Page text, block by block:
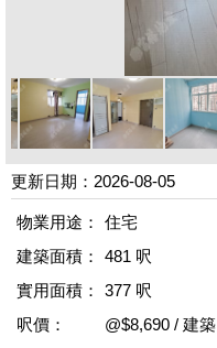
更新日期：2026-08-05
物業用途：
住宅
建築面積：
481 呎
實用面積：
377 呎
呎價：
@$8,690 / 建築